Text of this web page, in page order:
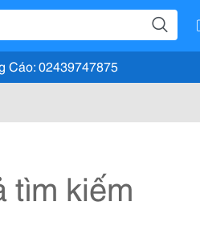
Cáo: 02439747875
tìm kiếm